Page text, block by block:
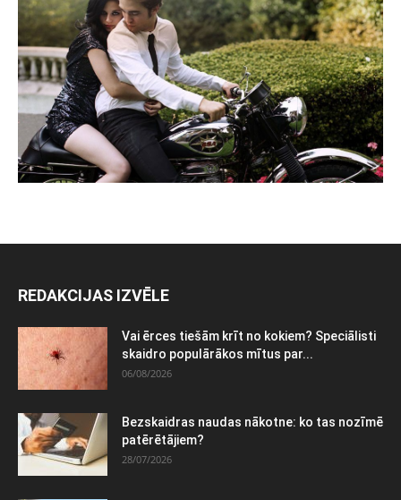
REDAKCIJAS IZVĒLE
Vai ērces tiešām krīt no kokiem? Speciālisti
skaidro populārākos mītus par...
06/08/2026
Bezskaidras naudas nākotne: ko tas nozīmē
patērētājiem?
28/07/2026